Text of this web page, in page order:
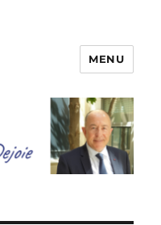
Dejoie
MENU